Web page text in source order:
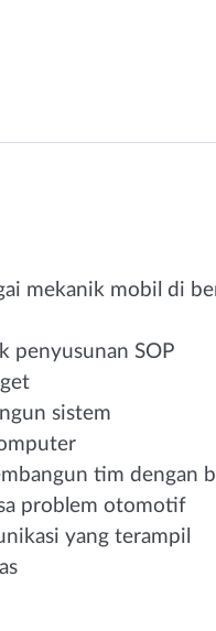
mekanik mobil di
penyusunan SOP
sistem
tim dengan
problem otomotif
yang terampil